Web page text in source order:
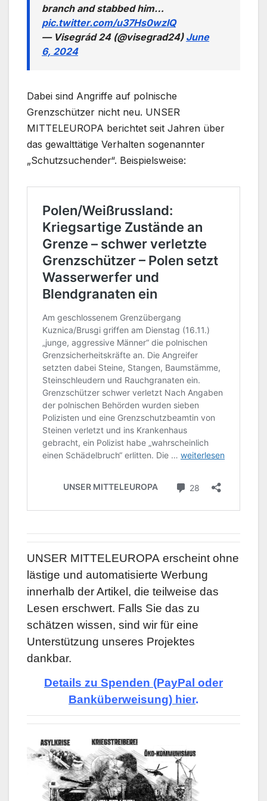
branch and stabbed him…
pic.twitter.com/u37Hs0wzIQ
— Visegrád 24 (@visegrad24) June
6, 2024
Dabei sind Angriffe auf polnische
Grenzschützer nicht neu. UNSER
MITTELEUROPA berichtet seit Jahren über
das gewalttätige Verhalten sogenannter
„Schutzsuchender“. Beispielsweise:
UNSER MITTELEUROPA erscheint ohne
lästige und automatisierte Werbung
innerhalb der Artikel, die teilweise das
Lesen erschwert. Falls Sie das zu
schätzen wissen, sind wir für eine
Unterstützung unseres Projektes
dankbar.
Details zu Spenden (PayPal oder
Banküberweisung) hier.